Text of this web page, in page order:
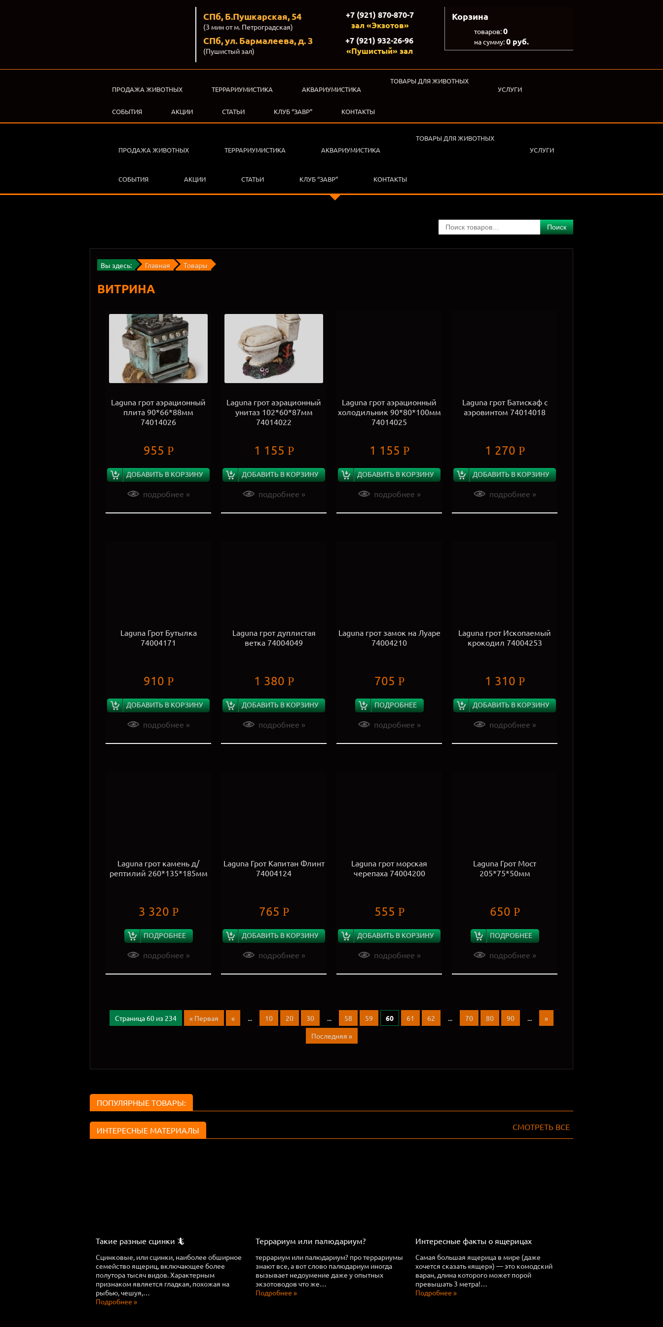
СПб, Б.Пушкарская, 54
(3 мин от м. Петроградская)
СПб, ул. Бармалеева, д. 3
(Пушистый зал)
+7 (921) 870-870-7
зал «Экзотов»
+7 (921) 932-26-96
«Пушистый» зал
Корзина
товаров:0
на сумму:0 руб.
ПРОДАЖА ЖИВОТНЫХ ТЕРРАРИУМИСТИКА АКВАРИУМИСТИКА
ТОВАРЫ ДЛЯ ЖИВОТНЫХ
УСЛУГИ
СОБЫТИЯ АКЦИИ СТАТЬИ КЛУБ “ЗАВР” КОНТАКТЫ
ПРОДАЖА ЖИВОТНЫХ ТЕРРАРИУМИСТИКА АКВАРИУМИСТИКА
ТОВАРЫ ДЛЯ ЖИВОТНЫХ
УСЛУГИ
СОБЫТИЯ АКЦИИ СТАТЬИ КЛУБ “ЗАВР” КОНТАКТЫ
Поиск
Вы здесь: Главная Товары
ВИТРИНА
Laguna грот аэрационный
плита 90*66*88мм
74014026
955 Р
ДОБАВИТЬ В КОРЗИНУ
подробнее »
Laguna грот аэрационный
унитаз 102*60*87мм
74014022
1 155 Р
ДОБАВИТЬ В КОРЗИНУ
подробнее »
Laguna грот аэрационный
холодильник 90*80*100мм
74014025
1 155 Р
ДОБАВИТЬ В КОРЗИНУ
подробнее »
Laguna грот Батискаф с
аэровинтом 74014018
1 270 Р
ДОБАВИТЬ В КОРЗИНУ
подробнее »
Laguna Грот Бутылка
74004171
910 Р
ДОБАВИТЬ В КОРЗИНУ
подробнее »
Laguna грот дуплистая
ветка 74004049
1 380 Р
ДОБАВИТЬ В КОРЗИНУ
подробнее »
Laguna грот замок на Луаре
74004210
705 Р
ПОДРОБНЕЕ
подробнее »
Laguna грот Ископаемый
крокодил 74004253
1 310 Р
ДОБАВИТЬ В КОРЗИНУ
подробнее »
Laguna грот камень д/
рептилий 260*135*185мм
3 320 Р
ПОДРОБНЕЕ
подробнее »
Laguna Грот Капитан Флинт
74004124
765 Р
ДОБАВИТЬ В КОРЗИНУ
подробнее »
Laguna грот морская
черепаха 74004200
555 Р
ДОБАВИТЬ В КОРЗИНУ
подробнее »
Laguna Грот Мост
205*75*50мм
650 Р
ПОДРОБНЕЕ
подробнее »
Страница 60 из 234 « Первая « ... 10 20 30 ... 58 59 60 61 62 ... 70 80 90 ...
»
Последняя »
ПОПУЛЯРНЫЕ ТОВАРЫ:
ИНТЕРЕСНЫЕ МАТЕРИАЛЫ СМОТРЕТЬ ВСЕ
Такие разные сцинки 🦎
Сцинковые, или сцинки, наиболее обширное
семейство ящериц, включающее более
полутора тысяч видов. Характерным
признаком является гладкая, похожая на
рыбью, чешуя,…
Подробнее »
Террариум или палюдариум?
террариум или палюдариум? про террариумы
знают все, а вот слово палюдариум иногда
вызывает недоумение даже у опытных
экзотоводов что же…
Подробнее »
Интересные факты о ящерицах
Самая большая ящерица в мире (даже
хочется сказать «ящер») — это комодский
варан, длина которого может порой
превышать 3 метра!…
Подробнее »